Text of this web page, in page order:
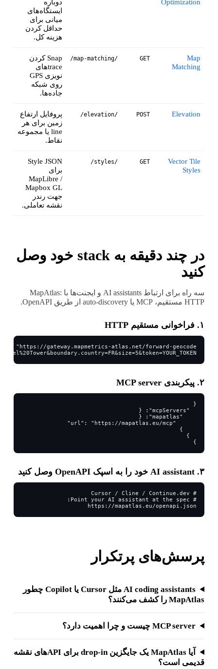
ایستگاه‌های
میانی برای
حداقل کردن
هزینه کل.
Map
Matching
GET
/map-matching/
Snap کردن
trace‌های
نویزی GPS
روی شبکه
جاده‌ها.
Elevation
POST
/elevation/
پروفایل ارتفاع
زمین برای هر
line یا مجموعه
نقاط.
Vector Tile
Styles
GET
/styles/
Style JSON
برای
MapLibre /
Mapbox GL
جهت رندر
نقشه تعاملی.
در چند دقیقه به stack خود وصل
کنید
سه راه برای ارتباط AI assistants و ایجنت‌ها با MapAtlas:
HTTP مستقیم، MCP یا auto-discovery از طریق OpenAPI.
۱. فراخوانی مستقیم HTTP
۲. پیکربندی MCP server
}
۳. AI assistant خود را به اسپک OpenAPI وصل کنید
https://mapatlas.eu/openapi.json
پرسش‌های پرتکرار
AI coding assistants مثل Cursor یا Copilot چطور
MapAtlas را کشف می‌کنند؟
MCP server چیست و چرا اهمیت دارد؟
آیا MapAtlas یک جایگزین drop-in برای API‌های نقشه
قدیمی است؟